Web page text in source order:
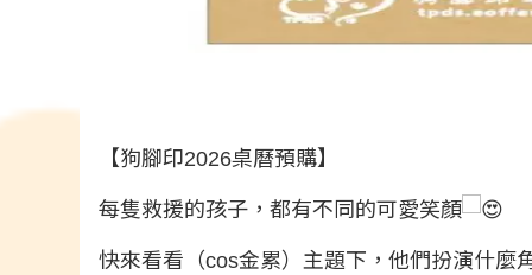
【狗腳印2026桌曆預購】
每隻救援的孩子，都有不同的可愛笑顏
快來看看（cos金累）主題下，他們扮演什麼